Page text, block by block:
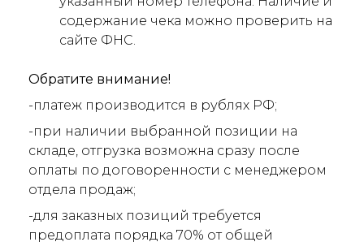
содержание чека можно проверить на
сайте ФНС.
Обратите внимание!
-платеж производится в рублях РФ;
-при наличии выбранной позиции на
складе, отгрузка возможна сразу после
оплаты по договоренности с менеджером
отдела продаж;
-для заказных позиций требуется
предоплата порядка 70% от общей